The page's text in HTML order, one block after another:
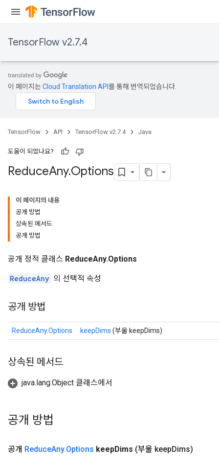
TensorFlow v2.7.4
이 페이지는Cloud Translation API 를 통해 번역되었습니다.
TensorFlow API TensorFlow v2.7.4 Java
도움이 되었나요?
ReduceAny.Options
이 페이지의 내용
공개 방법
상속된 메서드
공개 방법
공개 정적 클래스 ReduceAny.Options
ReduceAny 의 선택적 속성
공개 방법
ReduceAny.Options keepDims (부울 keepDims)
상속된 메서드
java.lang.Object 클래스에서
공개 방법
공개 ReduceAny.Options keepDims (부울 keepDims)